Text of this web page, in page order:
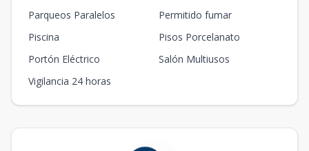
Parqueos Paralelos
Permitido fumar
Piscina
Pisos Porcelanato
Portón Eléctrico
Salón Multiusos
Vigilancia 24 horas